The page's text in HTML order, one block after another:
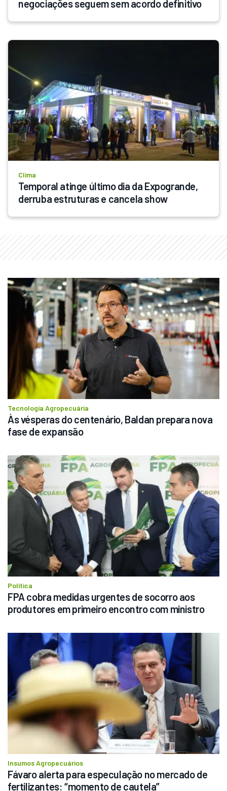
negociações seguem sem acordo definitivo
Clima
Temporal atinge último dia da Expogrande,
derruba estruturas e cancela show
Tecnologia Agropecuária
Às vésperas do centenário, Baldan prepara nova
fase de expansão
Política
FPA cobra medidas urgentes de socorro aos
produtores em primeiro encontro com ministro
Insumos Agropecuários
Fávaro alerta para especulação no mercado de
fertilizantes: “momento de cautela”